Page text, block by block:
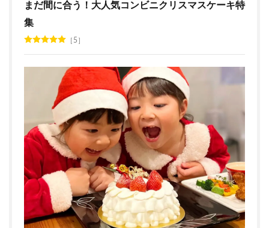
まだ間に合う！大人気コンビニクリスマスケーキ特
集
5